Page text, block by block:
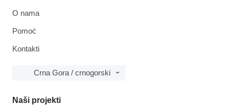
O nama
Pomoć
Kontakti
Crna Gora / crnogorski
Naši projekti